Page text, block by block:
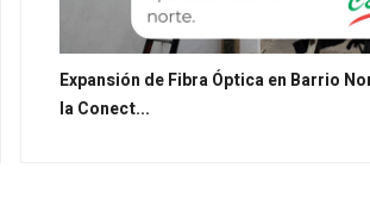
Expansión de Fibra Óptica en Barrio
la Conect...